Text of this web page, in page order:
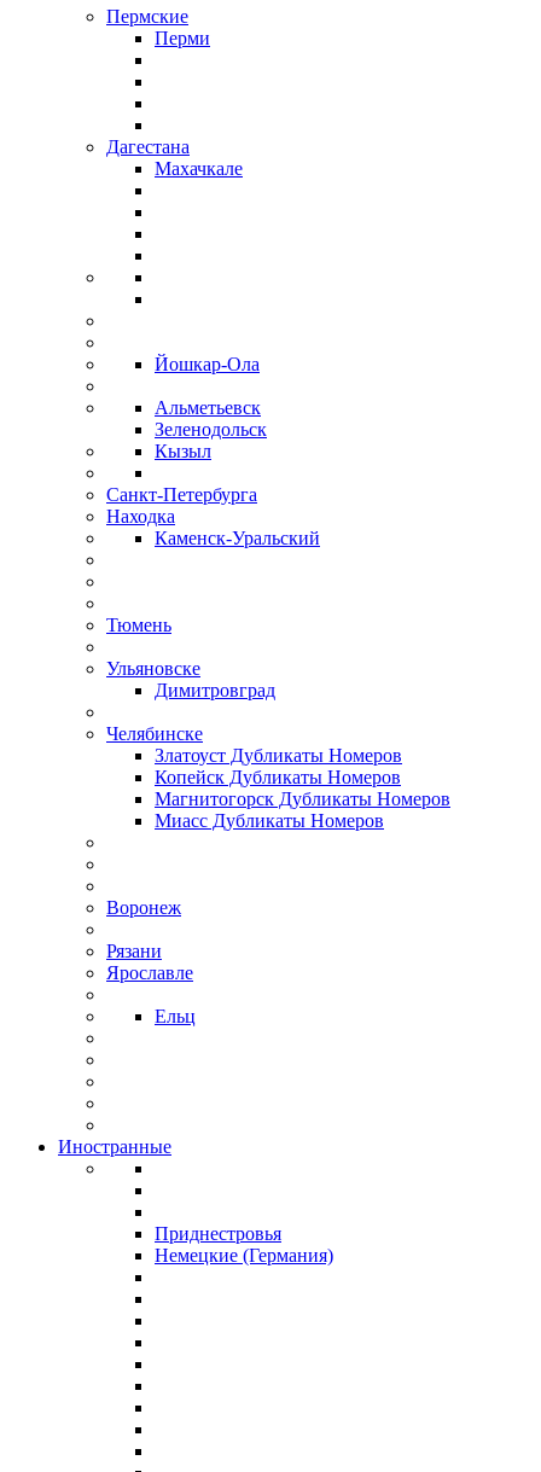
Пермские
Перми
Дагестана
Махачкале
Йошкар-Ола
Альметьевск
Зеленодольск
Кызыл
Санкт-Петербурга
Находка
Каменск-Уральский
Тюмень
Ульяновске
Димитровград
Челябинске
Златоуст Дубликаты Номеров
Копейск Дубликаты Номеров
Магнитогорск Дубликаты Номеров
Миасс Дубликаты Номеров
Воронеж
Рязани
Ярославле
Ельц
Иностранные
Приднестровья
Немецкие (Германия)